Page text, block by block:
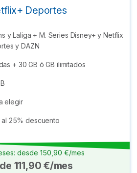
Deportes
y Laliga + M. Series Disney+ y Netflix
y DAZN
+ 30 GB ó GB ilimitados
elegir
al 25% descuento
desde 150,90 €/mes
111,90 €/mes